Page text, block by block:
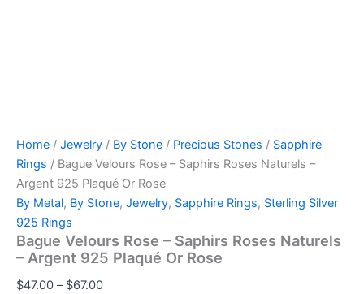
Home / Jewelry / By Stone / Precious Stones / Sapphire
Rings / Bague Velours Rose – Saphirs Roses Naturels –
Argent 925 Plaqué Or Rose
By Metal, By Stone, Jewelry, Sapphire Rings, Sterling Silver
925 Rings
Bague Velours Rose – Saphirs Roses Naturels
– Argent 925 Plaqué Or Rose
$47.00 – $67.00Price